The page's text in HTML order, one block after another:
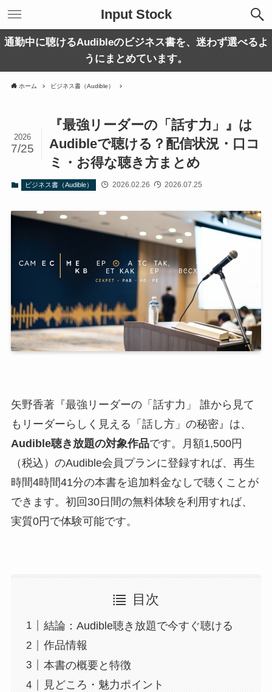
Input Stock
通勤中に聴けるAudibleのビジネス書を、迷わず選べるよ
うにまとめています。
ホーム ビジネス書（Audible）
『最強リーダーの「話す力」』は
Audibleで聴ける？配信状況・口コ
ミ・お得な聴き方まとめ
2026
7/25
ビジネス書（Audible） 2026.02.26 2026.07.25
矢野香著『最強リーダーの「話す力」 誰から見て
もリーダーらしく見える「話し方」の秘密』は、
Audible聴き放題の対象作品です。月額1,500円
（税込）のAudible会員プランに登録すれば、再生
時間4時間41分の本書を追加料金なしで聴くことが
できます。初回30日間の無料体験を利用すれば、
実質0円で体験可能です。
目次
結論：Audible聴き放題で今すぐ聴ける
作品情報
本書の概要と特徴
見どころ・魅力ポイント